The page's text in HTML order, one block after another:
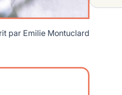
par Emilie Montuclard